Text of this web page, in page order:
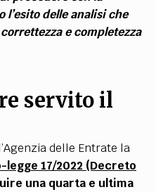
delle analisi che
e completezza
servito il
delle Entrate la
17/2022 (Decreto
una quarta e ultima